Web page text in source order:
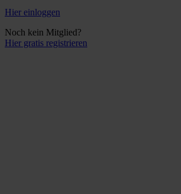
Hier einloggen
Noch kein Mitglied?
Hier gratis registrieren